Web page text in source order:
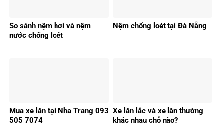
So sánh nệm hơi và nệm
nước chống loét
Nệm chống loét tại Đà Nẵng
Mua xe lăn tại Nha Trang 093
505 7074
Xe lăn lắc và xe lăn thường
khác nhau chỗ nào?